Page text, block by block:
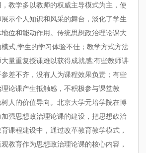
教学多以教师的权威主导模式为主，使
示个人知识和风采的舞台，淡化了学生
位和能动作用。传统思想政治理论课大
式,学生的学习体验不佳；教学方式方法
量重复授课难以获得成就感;有些教师讲
差不齐，没有人为课程效果负责；有些
论课产生抵触感，不积极参与课堂教
人的价值导向。北京大学元培学院在博
强思想政治理论课的建设，把思想政治
课程建设中，通过改革教育教学模式，
教育作为思想政治理论课的核心内容，